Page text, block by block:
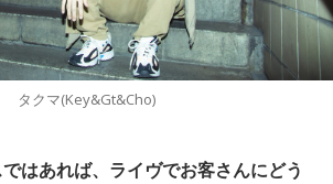
タクマ(Key&Gt&Cho)
はあれば、ライヴでお客さんにどう